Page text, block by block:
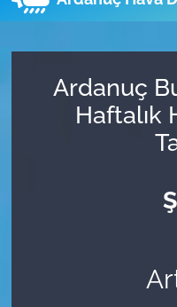
Ardanuç
Haftalık
Atamalar
Mevzuat
Sağlık Personeli
Namaz Vakitleri
Süper Lig Puan
Son Dakika